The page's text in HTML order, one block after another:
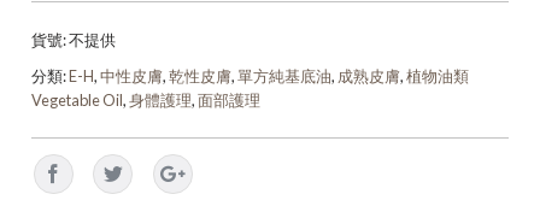
貨號:不提供
分類:E-H,中性皮膚,乾性皮膚,單方純基底油, 成熟皮膚,植物油類
Vegetable Oil,身體護理,面部護理